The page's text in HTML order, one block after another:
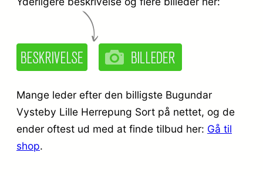
k
r
2
1
4
9
,
9
Mange leder efter den billigste Bugundar
Vysteby Lille Herrepung Sort på nettet, og de
ender oftest ud med at finde tilbud her: Gå til
shop.